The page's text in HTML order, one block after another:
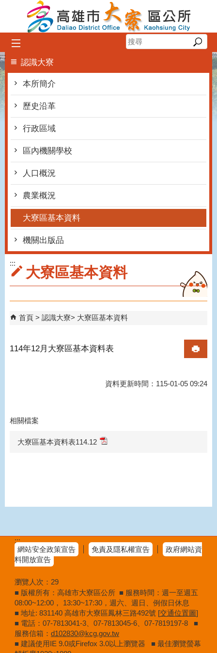
跳到主要內容區塊
:::
認識大寮
本所簡介
歷史沿革
行政區域
區內機關學校
人口概況
農業概況
大寮區基本資料
機關出版品
:::
大寮區基本資料
首頁 認識大寮 大寮區基本資料
114年12月大寮區基本資料表
資料更新時間：115-01-05 09:24
相關檔案
大寮區基本資料表114.12
:::
網站安全政策宣告
免責及隱私權宣告
政府網站資
料開放宣告
瀏覽人次： 29
■ 版權所有：高雄市大寮區公所 ■ 服務時間：週一至週五
08:00~12:00， 13:30~17:30，週六、週日、例假日休息
■ 地址: 831140 高雄市大寮區鳳林三路492號 [交通位置圖]
■ 電話：07-7813041-3、07-7813045-6、07-7819197-8 ■
服務信箱： d102830@kcg.gov.tw
■ 建議使用IE 9.0或Firefox 3.0以上瀏覽器 ■ 最佳瀏覽螢幕